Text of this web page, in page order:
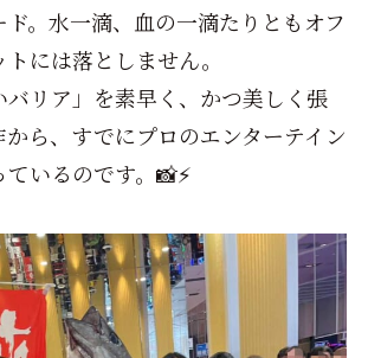
。水一滴、血の一滴たりともオフ
には落としません。
バリア」を素早く、かつ美しく張
から、すでにプロのエンターテイン
いるのです。📸⚡️